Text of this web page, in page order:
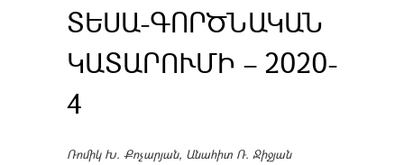
ՏԵՍԱ-ԳՈՐԾՆԱԿԱՆ
ԿԱՏԱՐՈՒՄԻ – 2020-
4
Ռոմիկ Խ. Քոչարյան, Անահիտ Ռ. Ջիջյան